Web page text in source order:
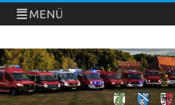
MENÜ
Freiwillige